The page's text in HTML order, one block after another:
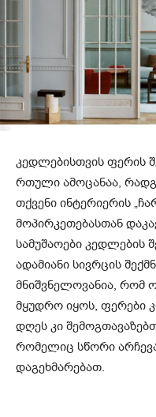
კედლებისთვის ფერის
რთული ამოცანაა,
თქვენი ინტერიერის
მოპირკეთებასთან
სამუშაოები კედლების
ადამიანი სივრცის
მნიშვნელოვანია,
მყუდრო იყოს, ფერები
დღეს კი
რომელიც სწორი
დაგეხმარებათ.